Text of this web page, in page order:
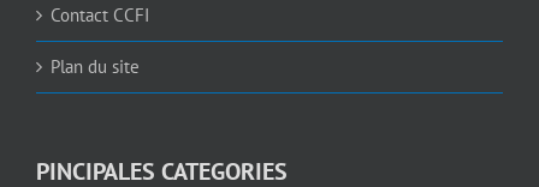
Contact CCFI
Plan du site
PINCIPALES CATEGORIES